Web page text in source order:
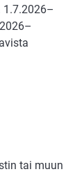
tai muun